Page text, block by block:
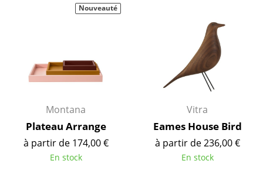
Lits simples
Lits enfants
Tables de chevet et Accessoires de lit
... voir tous les lits
Accessoires
Horloges
Montana
Plateau Arrange
à partir de 174,00 €
En stock
Nouveauté
Vitra
Eames House Bird
à partir de 236,00 €
En stock